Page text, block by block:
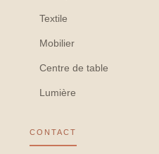
Textile
Mobilier
Centre de table
Lumière
CONTACT